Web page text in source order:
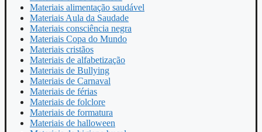
Materiais alimentação saudável
Materiais Aula da Saudade
Materiais consciência negra
Materiais Copa do Mundo
Materiais cristãos
Materiais de alfabetização
Materiais de Bullying
Materiais de Carnaval
Materiais de férias
Materiais de folclore
Materiais de formatura
Materiais de halloween